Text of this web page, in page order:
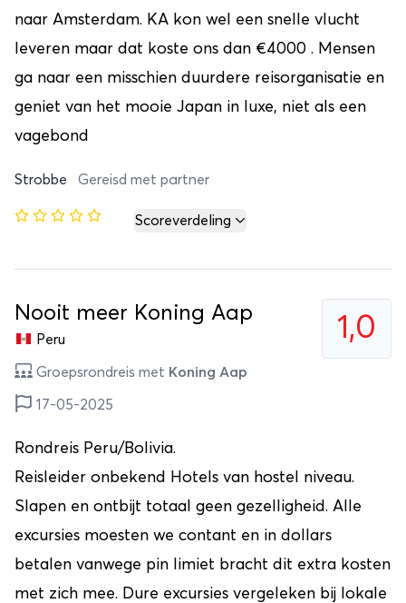
naar Amsterdam. KA kon wel een snelle vlucht
leveren maar dat koste ons dan €4000 . Mensen
ga naar een misschien duurdere reisorganisatie en
geniet van het mooie Japan in luxe, niet als een
vagebond
Strobbe Gereisd met partner
Scoreverdeling
1,0
Nooit meer Koning Aap
Peru
Groepsrondreis met Koning Aap
17-05-2025
Rondreis Peru/Bolivia.
Reisleider onbekend Hotels van hostel niveau.
Slapen en ontbijt totaal geen gezelligheid. Alle
excursies moesten we contant en in dollars
betalen vanwege pin limiet bracht dit extra kosten
met zich mee. Dure excursies vergeleken bij lokale